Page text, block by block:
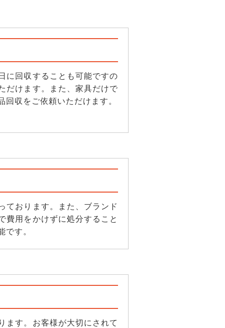
に回収することも可能ですの
だけます。また、家具だけで
収をご依頼いただけます。
ております。また、ブランド
費用をかけずに処分すること
です。
ます。お客様が大切にされて